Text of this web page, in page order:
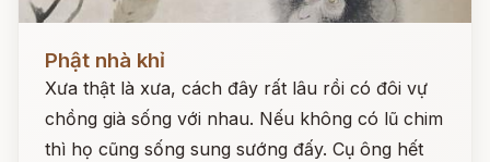
Phật nhà khỉ
Xưa thật là xưa, cách đây rất lâu rồi có đôi vự
chồng già sống với nhau. Nếu không có lũ chim
thì họ cũng sống sung sướng đấy. Cụ ông hết